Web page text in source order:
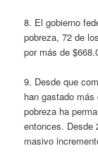
8. El gobierno
pobreza, 72 de
por más de
9. Desde que
han gastado
pobreza ha
entonces. Desde
masivo